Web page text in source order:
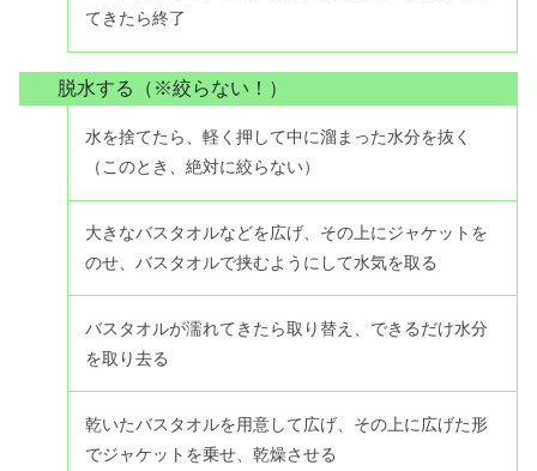
てきたら終了
脱水する（※絞らない！）
水を捨てたら、軽く押して中に溜まった水分を抜く
（このとき、絶対に絞らない）
大きなバスタオルなどを広げ、その上にジャケットを
のせ、バスタオルで挟むようにして水気を取る
バスタオルが濡れてきたら取り替え、できるだけ水分
を取り去る
乾いたバスタオルを用意して広げ、その上に広げた形
でジャケットを乗せ、乾燥させる